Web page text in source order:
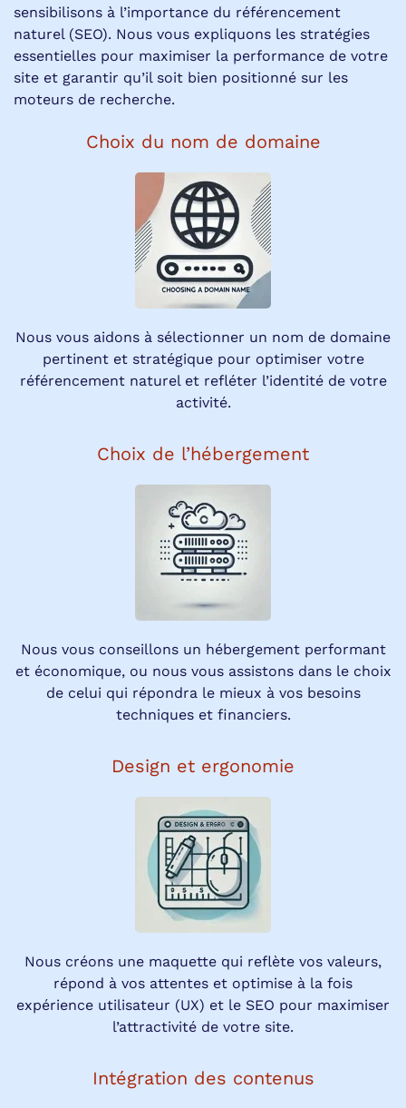
sensibilisons à l’importance du référencement
naturel (SEO). Nous vous expliquons les stratégies
essentielles pour maximiser la performance de votre
site et garantir qu’il soit bien positionné sur les
moteurs de recherche.
Choix du nom de domaine
Nous vous aidons à sélectionner un nom de domaine
pertinent et stratégique pour optimiser votre
référencement naturel et refléter l’identité de votre
activité.
Choix de l’hébergement
Nous vous conseillons un hébergement performant
et économique, ou nous vous assistons dans le choix
de celui qui répondra le mieux à vos besoins
techniques et financiers.
Design et ergonomie
Nous créons une maquette qui reflète vos valeurs,
répond à vos attentes et optimise à la fois
expérience utilisateur (UX) et le SEO pour maximiser
l’attractivité de votre site.
Intégration des contenus